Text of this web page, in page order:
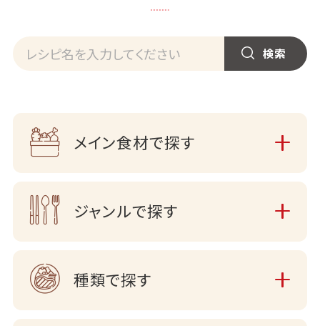
メイン食材で探す
ジャンルで探す
種類で探す